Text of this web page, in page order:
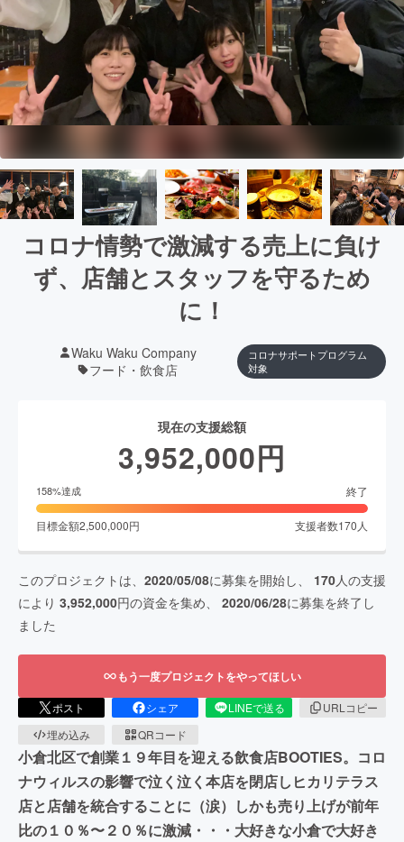
コロナ情勢で激減する売上に負け
ず、店舗とスタッフを守るため
に！
Waku Waku Company
フード・飲食店
コロナサポートプログラム
対象
現在の支援総額
3,952,000円
158%達成 終了
目標金額2,500,000円 支援者数170 人
このプロジェクトは、 2020/05/08に募集を開始し、 170人の支援
により 3,952,000円の資金を集め、 2020/06/28に募集を終了し
ました
もう一度プロジェクトをやってほしい
ポスト シェア LINEで送る
URLコピー
埋め込み
QRコード
小倉北区で創業１９年目を迎える飲食店BOOTIES。コロ
ナウィルスの影響で泣く泣く本店を閉店しヒカリテラス
店と店舗を統合することに（涙）しかも売り上げが前年
比の１０％〜２０％に激減・・・大好きな小倉で大好き